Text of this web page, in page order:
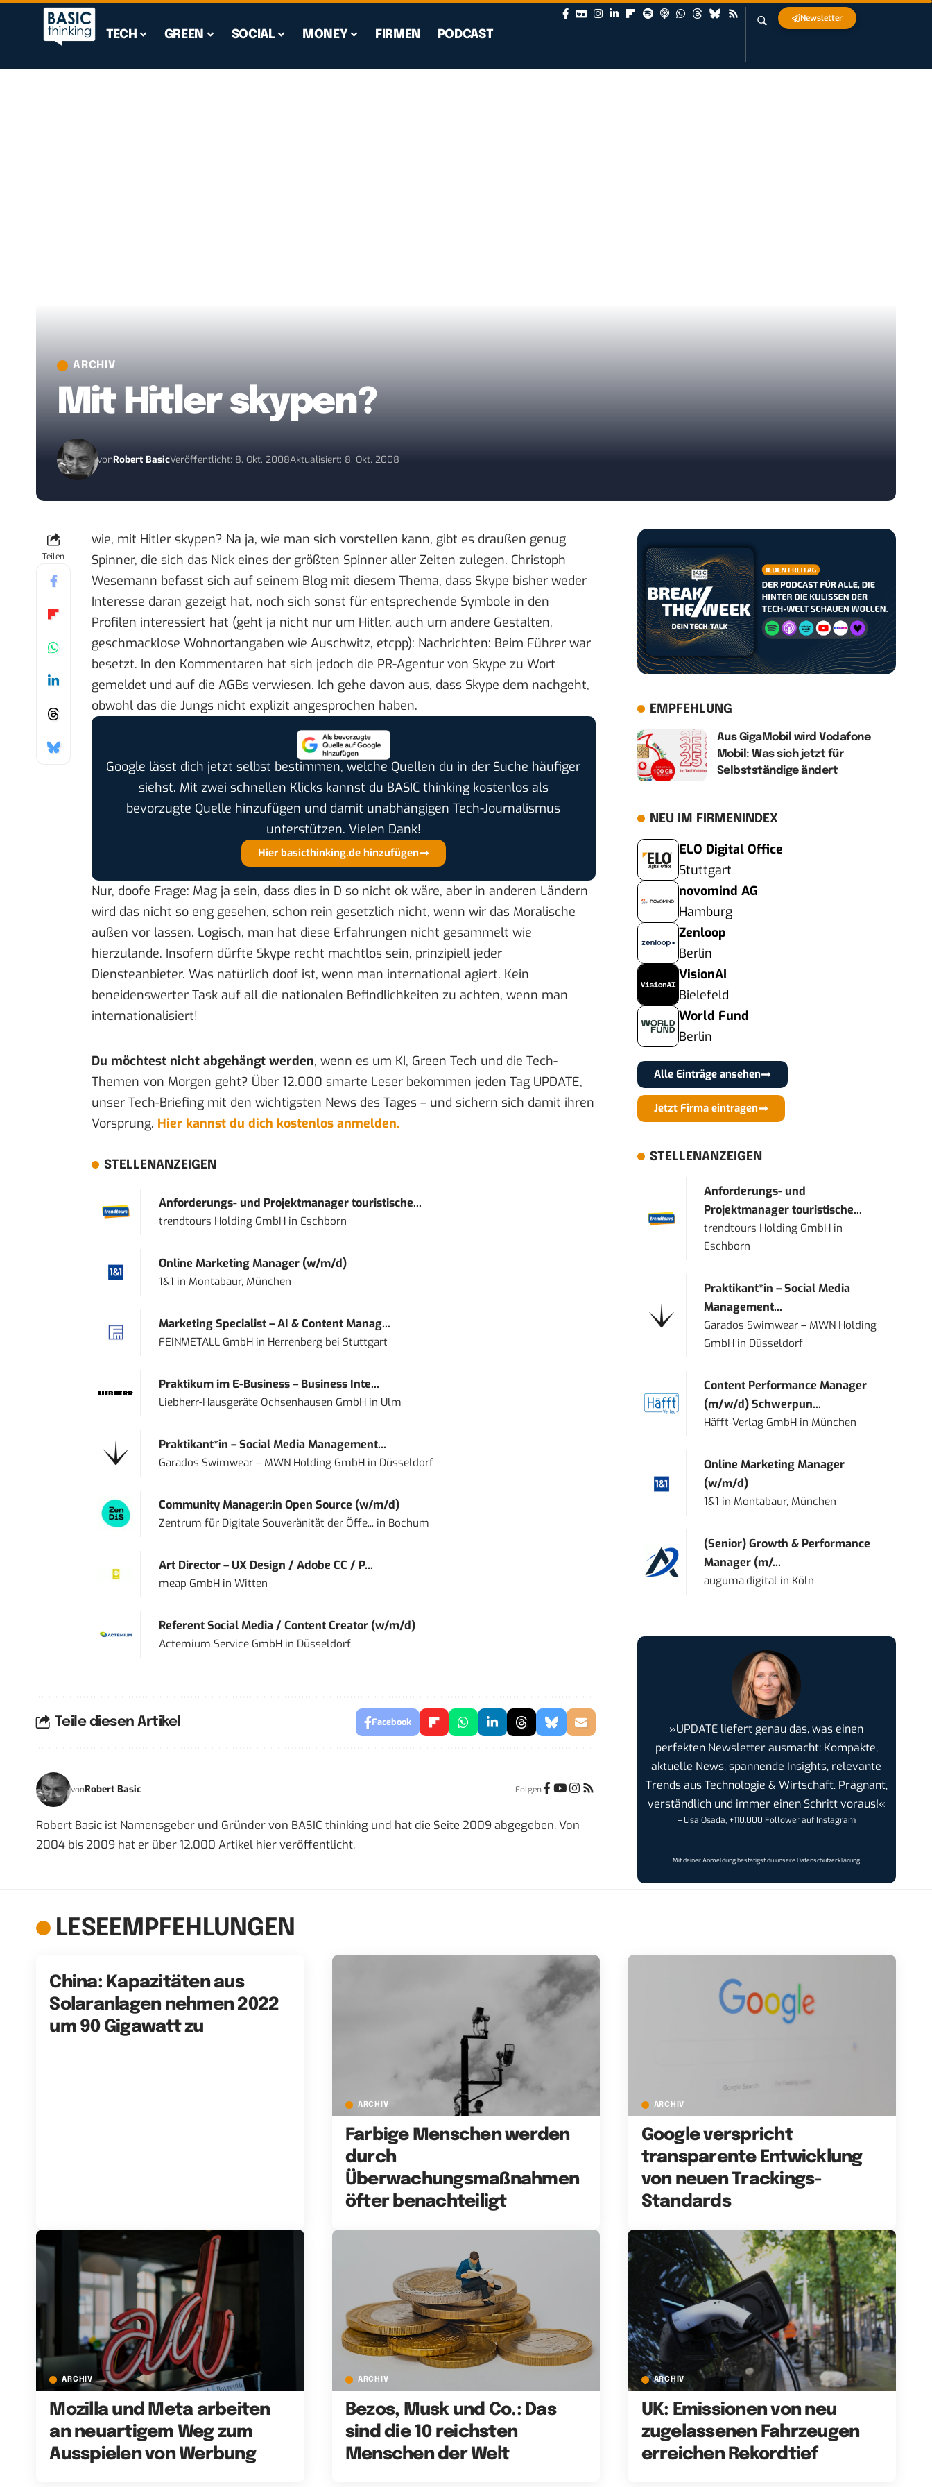
TECH GREEN SOCIAL MONEY FIRMEN PODCAST
Newsletter
ARCHIV
Mit Hitler skypen?
vonRobert BasicVeröffentlicht: 8. Okt. 2008Aktualisiert: 8. Okt. 2008
Teilen
wie, mit Hitler skypen? Na ja, wie man sich vorstellen kann, gibt es draußen genug
Spinner, die sich das Nick eines der größten Spinner aller Zeiten zulegen. Christoph
Wesemann befasst sich auf seinem Blog mit diesem Thema, dass Skype bisher weder
Interesse daran gezeigt hat, noch sich sonst für entsprechende Symbole in den
Profilen interessiert hat (geht ja nicht nur um Hitler, auch um andere Gestalten,
geschmacklose Wohnortangaben wie Auschwitz, etcpp): Nachrichten: Beim Führer war
besetzt. In den Kommentaren hat sich jedoch die PR-Agentur von Skype zu Wort
gemeldet und auf die AGBs verwiesen. Ich gehe davon aus, dass Skype dem nachgeht,
obwohl das die Jungs nicht explizit angesprochen haben.
Google lässt dich jetzt selbst bestimmen, welche Quellen du in der Suche häufiger
siehst. Mit zwei schnellen Klicks kannst du BASIC thinking kostenlos als
bevorzugte Quelle hinzufügen und damit unabhängigen Tech-Journalismus
unterstützen. Vielen Dank!
Hier basicthinking.de hinzufügen
Nur, doofe Frage: Mag ja sein, dass dies in D so nicht ok wäre, aber in anderen Ländern
wird das nicht so eng gesehen, schon rein gesetzlich nicht, wenn wir das Moralische
außen vor lassen. Logisch, man hat diese Erfahrungen nicht gesammelt wie
hierzulande. Insofern dürfte Skype recht machtlos sein, prinzipiell jeder
Diensteanbieter. Was natürlich doof ist, wenn man international agiert. Kein
beneidenswerter Task auf all die nationalen Befindlichkeiten zu achten, wenn man
internationalisiert!
Du möchtest nicht abgehängt werden, wenn es um KI, Green Tech und die Tech-
Themen von Morgen geht? Über 12.000 smarte Leser bekommen jeden Tag UPDATE,
unser Tech-Briefing mit den wichtigsten News des Tages – und sichern sich damit ihren
Vorsprung. Hier kannst du dich kostenlos anmelden.
STELLENANZEIGEN
Anforderungs- und Projektmanager touristische...
trendtours Holding GmbHin Eschborn
Online Marketing Manager (w/m/d)
1&1 in Montabaur, München
Marketing Specialist – AI & Content Manag...
FEINMETALL GmbHin Herrenberg bei Stuttgart
Praktikum im E-Business – Business Inte...
Liebherr-Hausgeräte Ochsenhausen GmbHin Ulm
Praktikant*in – Social Media Management...
Garados Swimwear – MWN Holding GmbHin Düsseldorf
Community Manager:in Open Source (w/m/d)
Zentrum für Digitale Souveränität der Öffe...in Bochum
Art Director – UX Design / Adobe CC / P...
meap GmbHin Witten
Referent Social Media / Content Creator (w/m/d)
Actemium Service GmbHin Düsseldorf
Teile diesen Artikel Facebook
vonRobert Basic Folgen
Robert Basic ist Namensgeber und Gründer von BASIC thinking und hat die Seite 2009 abgegeben. Von
2004 bis 2009 hat er über 12.000 Artikel hier veröffentlicht.
EMPFEHLUNG
Aus GigaMobil wird Vodafone
Mobil: Was sich jetzt für
Selbstständige ändert
NEU IM FIRMENINDEX
ELO Digital Office
Stuttgart
novomind AG
Hamburg
Zenloop
Berlin
VisionAI
Bielefeld
World Fund
Berlin
Alle Einträge ansehen
Jetzt Firma eintragen
STELLENANZEIGEN
Anforderungs- und
Projektmanager touristische...
trendtours Holding GmbH in
Eschborn
Praktikant*in – Social Media
Management...
Garados Swimwear – MWN Holding
GmbH in Düsseldorf
Content Performance Manager
(m/w/d) Schwerpun...
Häfft-Verlag GmbH in München
Online Marketing Manager
(w/m/d)
1&1 in Montabaur, München
(Senior) Growth & Performance
Manager (m/...
auguma.digital in Köln
»UPDATE liefert genau das, was einen
perfekten Newsletter ausmacht: Kompakte,
aktuelle News, spannende Insights, relevante
Trends aus Technologie & Wirtschaft. Prägnant,
verständlich und immer einen Schritt voraus!«
– Lisa Osada, +110.000 Follower auf Instagram
Mit deiner Anmeldung bestätigst du unsereDatenschutzerklärung
LESEEMPFEHLUNGEN
China: Kapazitäten aus
Solaranlagen nehmen 2022
um 90 Gigawatt zu
ARCHIV
Farbige Menschen werden
durch
Überwachungsmaßnahmen
öfter benachteiligt
ARCHIV
Google verspricht
transparente Entwicklung
von neuen Trackings-
Standards
ARCHIV
Mozilla und Meta arbeiten
an neuartigem Weg zum
Ausspielen von Werbung
ARCHIV
Bezos, Musk und Co.: Das
sind die 10 reichsten
Menschen der Welt
ARCHIV
UK: Emissionen von neu
zugelassenen Fahrzeugen
erreichen Rekordtief